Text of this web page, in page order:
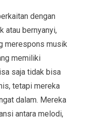
dengan
atau bernyanyi,
merespons musik
memiliki
saja tidak bisa
tetapi mereka
dalam. Mereka
antara melodi,